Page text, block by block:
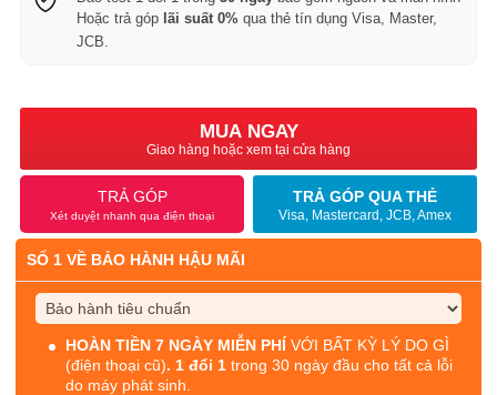
Hoặc trả góp lãi suất 0% qua thẻ tín dụng Visa, Master,
JCB.
MUA NGAY
Giao hàng hoặc xem tại cửa hàng
TRẢ GÓP
Xét duyệt nhanh qua điện thoại
TRẢ GÓP QUA THẺ
Visa, Mastercard, JCB, Amex
SỐ 1 VỀ BẢO HÀNH HẬU MÃI
HOÀN TIỀN 7 NGÀY MIỄN PHÍ VỚI BẤT KỲ LÝ DO GÌ
(điện thoại cũ). 1 đổi 1 trong 30 ngày đầu cho tất cả lỗi
do máy phát sinh.